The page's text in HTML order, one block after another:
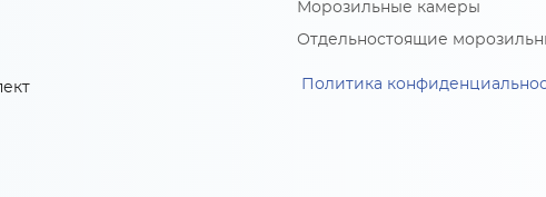
Морозильные камеры
Отдельностоящие
Политика